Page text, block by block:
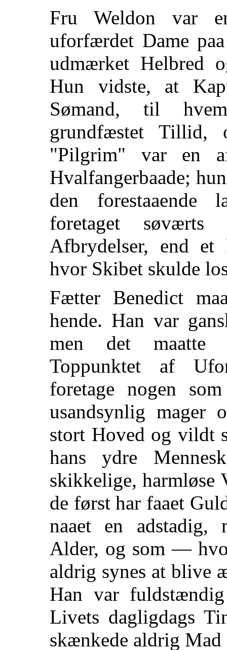
Fru Weldon var
uforfærdet Dame
udmærket Helbred
Hun vidste, at
Sømand, til
grundfæstet Tillid,
"Pilgrim" var en
Hvalfangerbaade;
den forestaaende
foretaget
Afbrydelser, end
hvor Skibet skulde
Fætter Benedict
hende. Han var
men det maatte
Toppunktet af
foretage nogen
usandsynlig mager
stort Hoved og vildt
hans ydre
skikkelige, harmløse
de først har faaet
naaet en adstadig,
Alder, og som —
aldrig synes at blive
Han var
Livets dagligdags
skænkede aldrig